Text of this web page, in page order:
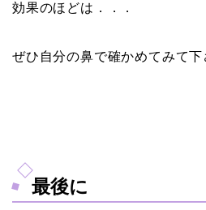
効果のほどは．．．
ぜひ自分の鼻で確かめてみて
最後に